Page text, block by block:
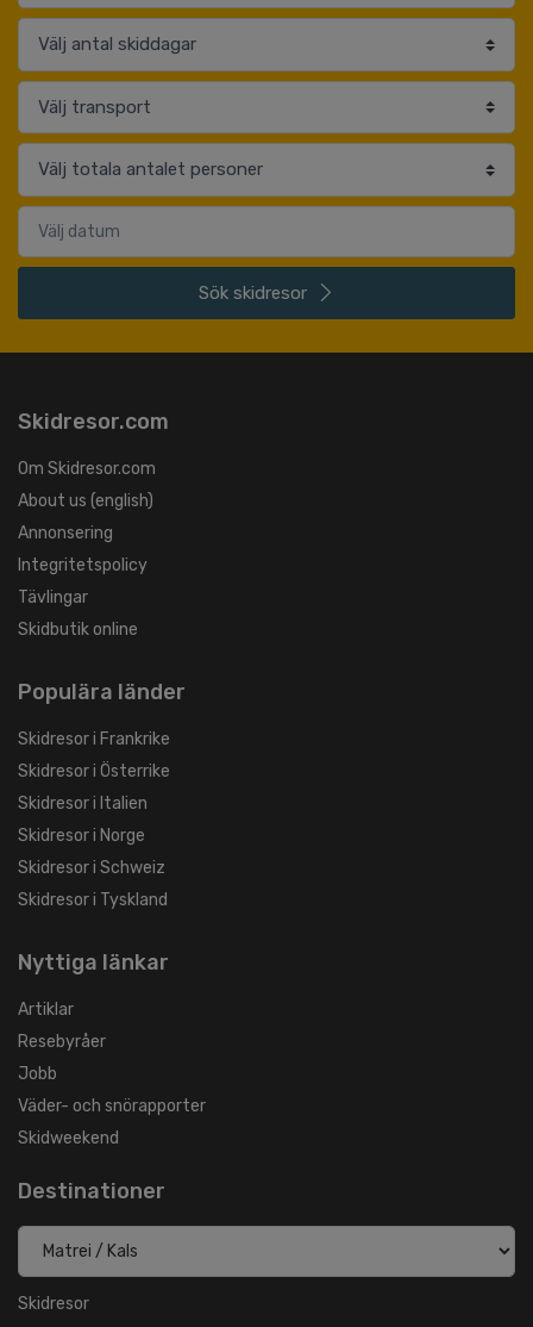
Sök skidresor
Skidresor.com
Om Skidresor.com
About us (english)
Annonsering
Integritetspolicy
Tävlingar
Skidbutik online
Populära länder
Skidresor i Frankrike
Skidresor i Österrike
Skidresor i Italien
Skidresor i Norge
Skidresor i Schweiz
Skidresor i Tyskland
Nyttiga länkar
Artiklar
Resebyråer
Jobb
Väder- och snörapporter
Skidweekend
Destinationer
Skidresor